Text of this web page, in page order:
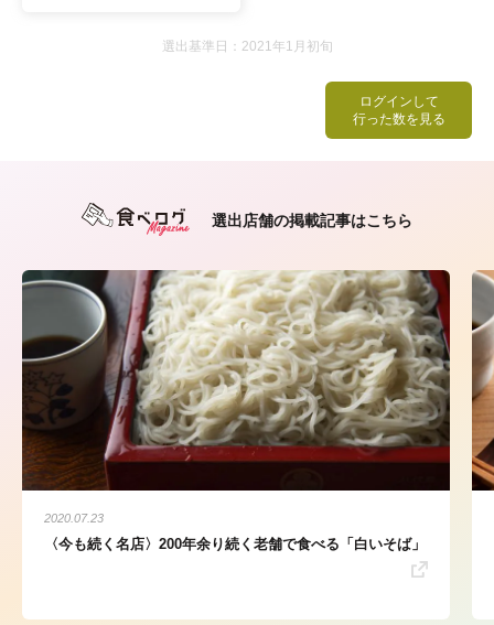
ログインして
行った数を見る
選出基準日：2021年1月初旬
選出店舗の掲載記事はこちら
2020.07.23
〈今も続く名店〉200年余り続く老舗で食べる「白いそば」